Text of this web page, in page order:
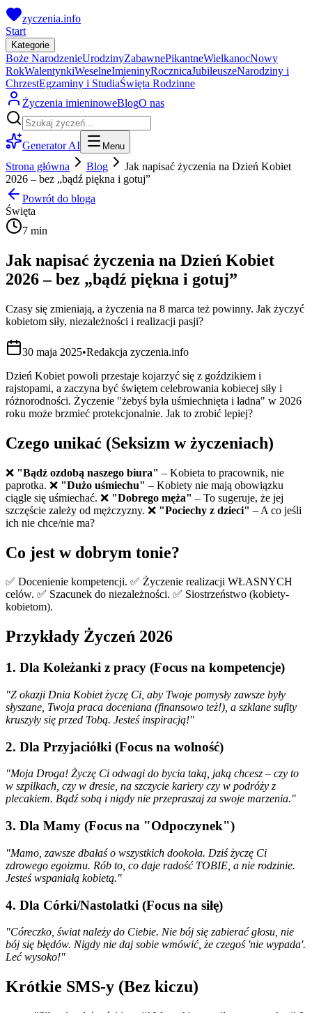
zyczenia.info
Start
Kategorie
Boże NarodzenieUrodzinyZabawnePikantneWielkanocNowy
RokWalentynkiWeselneImieninyRocznicaJubileuszeNarodziny i
ChrzestEgzaminy i StudiaŚwięta Rodzinne
Życzenia imieninoweBlogO nas
Generator AI Menu
Strona główna Blog
Jak napisać życzenia na Dzień Kobiet
2026 – bez „bądź piękna i gotuj”
Powrót do bloga
Święta
7 min
Jak napisać życzenia na Dzień Kobiet
2026 – bez „bądź piękna i gotuj”
Czasy się zmieniają, a życzenia na 8 marca też powinny. Jak życzyć
kobietom siły, niezależności i realizacji pasji?
30 maja 2025•Redakcja zyczenia.info
Dzień Kobiet powoli przestaje kojarzyć się z goździkiem i
rajstopami, a zaczyna być świętem celebrowania kobiecej siły i
różnorodności. Życzenie "żebyś była uśmiechnięta i ładna" w 2026
roku może brzmieć protekcjonalnie. Jak to zrobić lepiej?
Czego unikać (Seksizm w życzeniach)
❌ "Bądź ozdobą naszego biura" – Kobieta to pracownik, nie
paprotka. ❌ "Dużo uśmiechu" – Kobiety nie mają obowiązku
ciągle się uśmiechać. ❌ "Dobrego męża" – To sugeruje, że jej
szczęście zależy od mężczyzny. ❌ "Pociechy z dzieci" – A co jeśli
ich nie chce/nie ma?
Co jest w dobrym tonie?
✅ Docenienie kompetencji. ✅ Życzenie realizacji WŁASNYCH
celów. ✅ Szacunek do niezależności. ✅ Siostrzeństwo (kobiety-
kobietom).
Przykłady Życzeń 2026
1. Dla Koleżanki z pracy (Focus na kompetencje)
"Z okazji Dnia Kobiet życzę Ci, aby Twoje pomysły zawsze były
słyszane, Twoja praca doceniana (finansowo też!), a szklane sufity
kruszyły się przed Tobą. Jesteś inspiracją!"
2. Dla Przyjaciółki (Focus na wolność)
"Moja Droga! Życzę Ci odwagi do bycia taką, jaką chcesz – czy to
w szpilkach, czy w dresie, na szczycie kariery czy w podróży z
plecakiem. Bądź sobą i nigdy nie przepraszaj za swoje marzenia."
3. Dla Mamy (Focus na "Odpoczynek")
"Mamo, zawsze dbałaś o wszystkich dookoła. Dziś życzę Ci
zdrowego egoizmu. Rób to, co daje radość TOBIE, a nie rodzinie.
Jesteś wspaniałą kobietą."
4. Dla Córki/Nastolatki (Focus na siłę)
"Córeczko, świat należy do Ciebie. Nie bój się zabierać głosu, nie
bój się błędów. Nigdy nie daj sobie wmówić, że czegoś 'nie wypada'.
Leć wysoko!"
Krótkie SMS-y (Bez kiczu)